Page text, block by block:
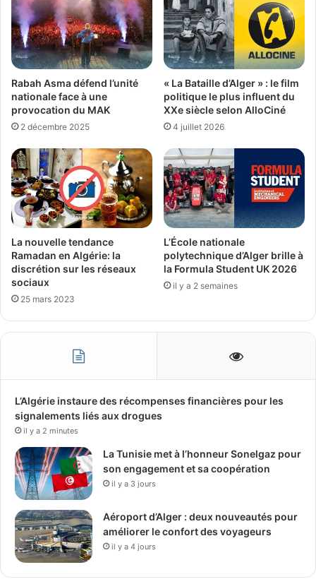
Rabah Asma défend l’unité
nationale face à une
provocation du MAK
2 décembre 2025
« La Bataille d’Alger » : le film
politique le plus influent du
XXe siècle selon AlloCiné
4 juillet 2026
La nouvelle tendance
Ramadan en Algérie: la
discrétion sur les réseaux
sociaux
25 mars 2023
L’École nationale
polytechnique d’Alger brille à
la Formula Student UK 2026
il y a 2 semaines
L’Algérie instaure des récompenses financières pour les
signalements liés aux drogues
il y a 2 minutes
La Tunisie met à l’honneur Sonelgaz pour
son engagement et sa coopération
il y a 3 jours
Aéroport d’Alger : deux nouveautés pour
améliorer le confort des voyageurs
il y a 4 jours